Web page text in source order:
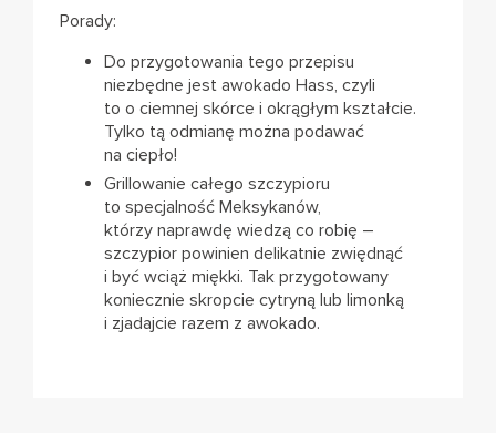
Porady:
Do przygotowania tego przepisu
niezbędne jest awokado Hass, czyli
to o ciemnej skórce i okrągłym kształcie.
Tylko tą odmianę można podawać
na ciepło!
Grillowanie całego szczypioru
to specjalność Meksykanów,
którzy naprawdę wiedzą co robię –
szczypior powinien delikatnie zwiędnąć
i być wciąż miękki. Tak przygotowany
koniecznie skropcie cytryną lub limonką
i zjadajcie razem z awokado.